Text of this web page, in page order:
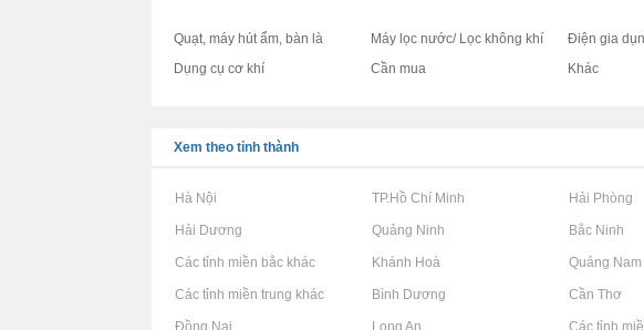
Quạt, máy hút ẩm, bàn là
Máy lọc nước/ Lọc không khí Điện gia
Dụng cụ cơ khí
Cần mua Khác
Xem theo tỉnh thành
Rao vặt tại Hà Nội Rao vặt tại TP.Hồ Chí Minh Rao vặt tại Hải Phòng
Rao vặt tại Hải Dương Rao vặt tại Quảng Ninh Rao vặt tại Bắc Ninh
Rao vặt tại Các tỉnh miền bắc khácRao vặt tại Khánh Hoà Rao vặt tại Quảng Nam
Rao vặt tại Các tỉnh miền trung khácRao vặt tại Bình Dương Rao vặt tại Cần Thơ
Rao vặt tại Đồng Nai Rao vặt tại Long An Rao vặt tại Các tỉnh